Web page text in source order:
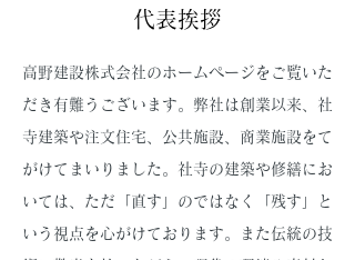
代表挨拶
高野建設株式会社のホームページをご覧いた
だき有難うございます。弊社は創業以来、社
寺建築や注文住宅、公共施設、商業施設をて
がけてまいりました。社寺の建築や修繕にお
いては、ただ「直す」のではなく「残す」と
いう視点を心がけております。また伝統の技